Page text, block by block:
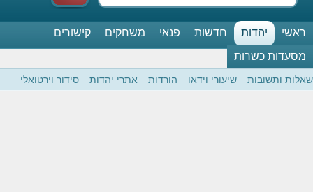
ראשי יהדות חדשות פנאי משחקים
קישורים
מסעדות כשרות
שאלות ותשובות שיעורי וידאו הורדות אתרי יהדות סידור וירטואלי